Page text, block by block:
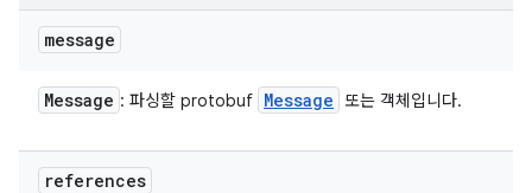
message
Message : 파싱할 protobuf Message 또는 객체입니다.
references